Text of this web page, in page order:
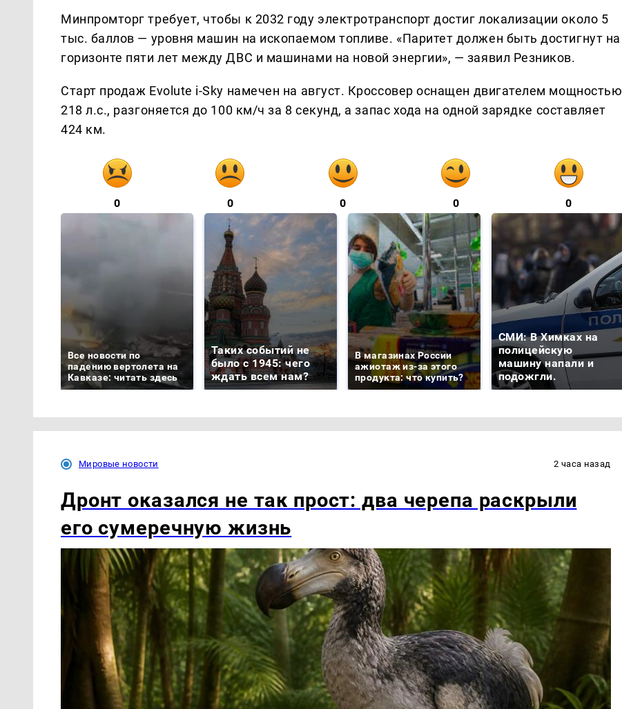
Минпромторг требует, чтобы к 2032 году электротранспорт достиг локализации около 5
тыс. баллов — уровня машин на ископаемом топливе. «Паритет должен быть достигнут на
горизонте пяти лет между ДВС и машинами на новой энергии», — заявил Резников.
Старт продаж Evolute i-Sky намечен на август. Кроссовер оснащен двигателем мощностью
218 л.с., разгоняется до 100 км/ч за 8 секунд, а запас хода на одной зарядке составляет
424 км.
0 0 0 0 0
Все новости по
падению вертолета на
Кавказе: читать здесь
Таких событий не
было с 1945: чего
ждать всем нам?
В магазинах России
ажиотаж из-за этого
продукта: что купить?
СМИ: В Химках на
полицейскую
машину напали и
подожгли.
Мировые новости 2 часа назад
Дронт оказался не так прост: два черепа раскрыли
его сумеречную жизнь